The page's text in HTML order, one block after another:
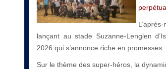
lançant au stade Suzanne-Lenglen
2026 qui s’annonce riche en promesses.
Sur le thème des super-héros, la